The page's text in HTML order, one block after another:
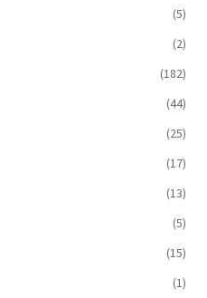
(5)
(2)
(182)
(44)
(25)
(17)
(13)
(5)
(15)
(1)